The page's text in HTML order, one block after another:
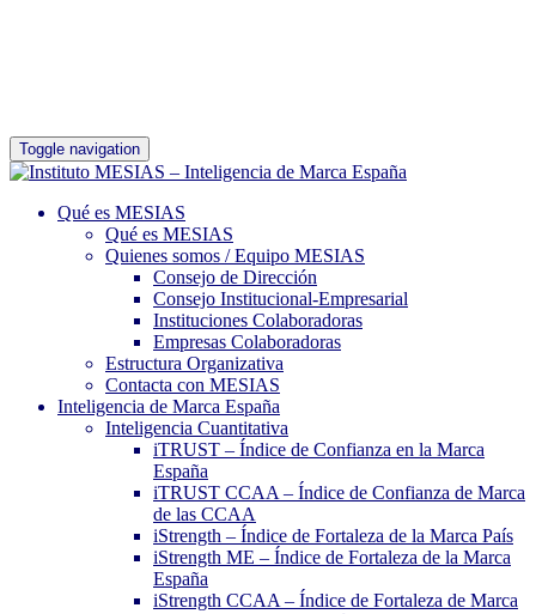
Toggle navigation
Qué es MESIAS
Qué es MESIAS
Quienes somos / Equipo MESIAS
Consejo de Dirección
Consejo Institucional-Empresarial
Instituciones Colaboradoras
Empresas Colaboradoras
Estructura Organizativa
Contacta con MESIAS
Inteligencia de Marca España
Inteligencia Cuantitativa
iTRUST – Índice de Confianza en la Marca
España
iTRUST CCAA – Índice de Confianza de Marca
de las CCAA
iStrength – Índice de Fortaleza de la Marca País
iStrength ME – Índice de Fortaleza de la Marca
España
iStrength CCAA – Índice de Fortaleza de Marca